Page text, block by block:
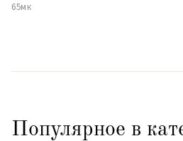
65мк
Популярное в